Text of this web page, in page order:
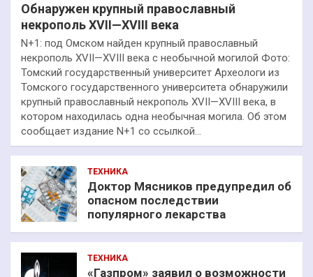
Обнаружен крупный православный
некрополь XVII—XVIII века
N+1: под Омском найден крупный православный
некрополь XVII—XVIII века с необычной могилой Фото:
Томский государственный университет Археологи из
Томского государственного университета обнаружили
крупный православный некрополь XVII—XVIII века, в
котором находилась одна необычная могила. Об этом
сообщает издание N+1 со ссылкой…
ТЕХНИКА
Доктор Мясников предупредил об
опасном последствии
популярного лекарства
ТЕХНИКА
«Газпром» заявил о возможности